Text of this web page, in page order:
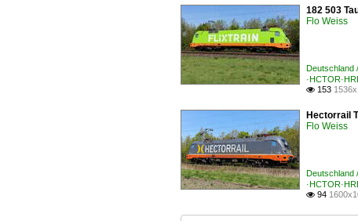
182 503
Flo Weiss
 153
Hectorrail
Flo Weiss
 94